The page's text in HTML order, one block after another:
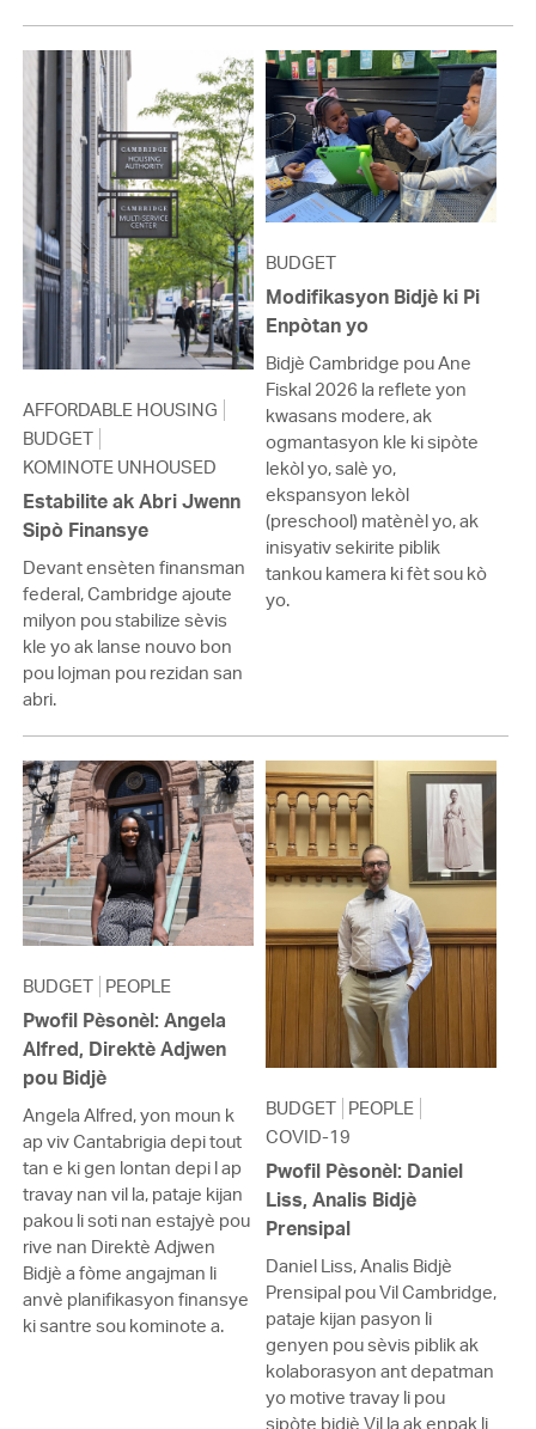
AFFORDABLE HOUSING
BUDGET
KOMINOTE UNHOUSED
Estabilite ak Abri Jwenn
Sipò Finansye
Devant ensèten finansman
federal, Cambridge ajoute
milyon pou stabilize sèvis
kle yo ak lanse nouvo bon
pou lojman pou rezidan san
abri.
BUDGET
Modifikasyon Bidjè ki Pi
Enpòtan yo
Bidjè Cambridge pou Ane
Fiskal 2026 la reflete yon
kwasans modere, ak
ogmantasyon kle ki sipòte
lekòl yo, salè yo,
ekspansyon lekòl
(preschool) matènèl yo, ak
inisyativ sekirite piblik
tankou kamera ki fèt sou kò
yo.
BUDGET PEOPLE
Pwofil Pèsonèl: Angela
Alfred, Direktè Adjwen
pou Bidjè
Angela Alfred, yon moun k
ap viv Cantabrigia depi tout
tan e ki gen lontan depi l ap
travay nan vil la, pataje kijan
pakou li soti nan estajyè pou
rive nan Direktè Adjwen
Bidjè a fòme angajman li
anvè planifikasyon finansye
ki santre sou kominote a.
BUDGET PEOPLE
COVID-19
Pwofil Pèsonèl: Daniel
Liss, Analis Bidjè
Prensipal
Daniel Liss, Analis Bidjè
Prensipal pou Vil Cambridge,
pataje kijan pasyon li
genyen pou sèvis piblik ak
kolaborasyon ant depatman
yo motive travay li pou
sipòte bidjè Vil la ak enpak li